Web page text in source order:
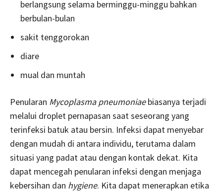
berlangsung selama berminggu-minggu bahkan
berbulan-bulan
sakit tenggorokan
diare
mual dan muntah
Penularan Mycoplasma pneumoniaebiasanya terjadi
melalui droplet pernapasan saat seseorang yang
terinfeksi batuk atau bersin. Infeksi dapat menyebar
dengan mudah di antara individu, terutama dalam
situasi yang padat atau dengan kontak dekat. Kita
dapat mencegah penularan infeksi dengan menjaga
kebersihan dan hygiene. Kita dapat menerapkan etika